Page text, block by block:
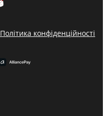
Політика конфіденційності